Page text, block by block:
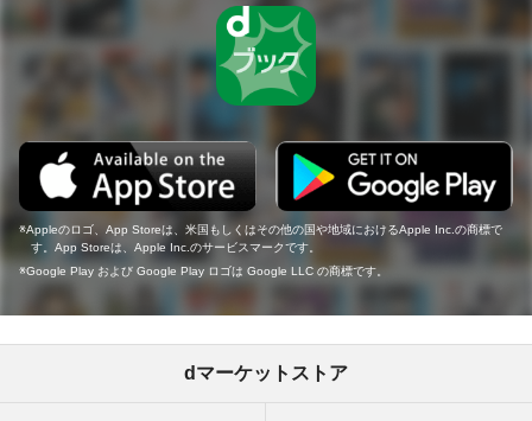
Appleのロゴ、App Storeは、米国もしくはその他の国や地域におけるApple Inc.の商標で
す。App Storeは、Apple Inc.のサービスマークです。
Google Play および Google Play ロゴは Google LLC の商標です。
dマーケットストア